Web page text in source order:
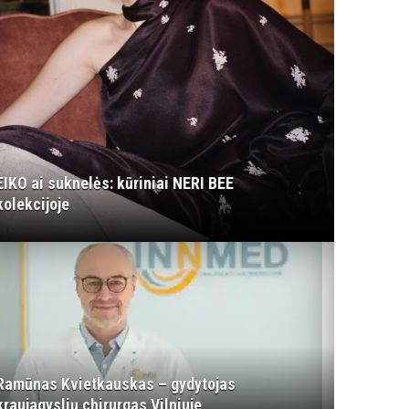
ai suknelės: kūriniai NERI BEE
Kvietkauskas – gydytojas
chirurgas Vilniuje